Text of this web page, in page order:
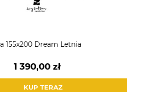
155x200 Dream Letnia
1 390,00 zł
KUP TERAZ